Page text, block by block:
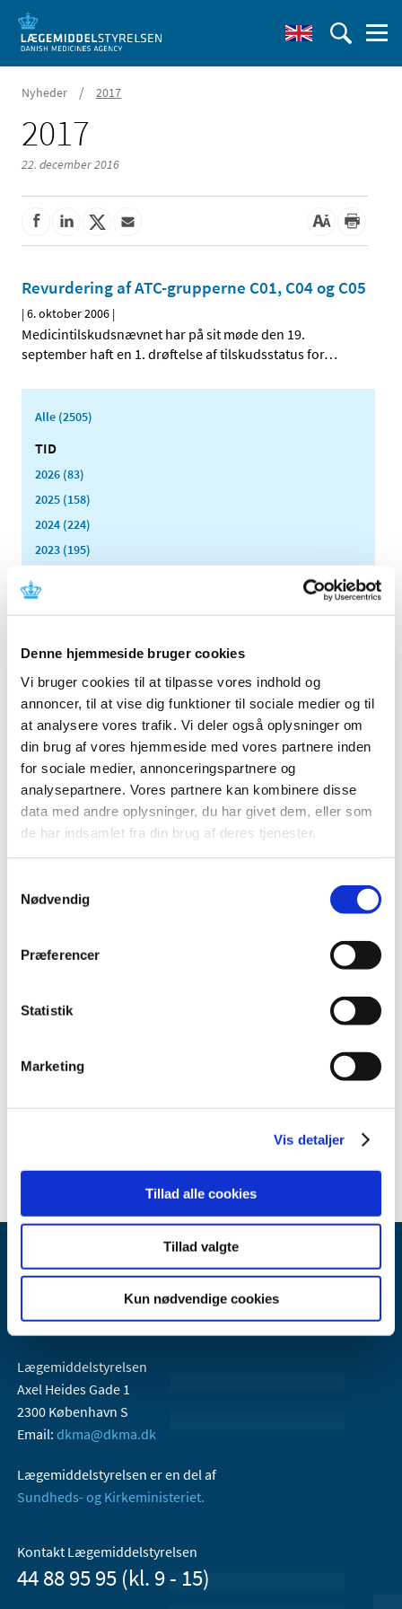
Denne hjemmeside bruger cookies
Vi bruger cookies til at tilpasse vores indhold og
annoncer, til at vise dig funktioner til sociale medier og til
at analysere vores trafik. Vi deler også oplysninger om
din brug af vores hjemmeside med vores partnere inden
for sociale medier, annonceringspartnere og
analysepartnere. Vores partnere kan kombinere disse
data med andre oplysninger, du har givet dem, eller som
de har indsamlet fra din brug af deres tjenester.
Nødvendig
Præferencer
Statistik
Marketing
Vis detaljer
Tillad alle cookies
Tillad valgte
Kun nødvendige cookies
Nyheder / 2017
2017
22. december 2016
Revurdering af ATC-grupperne C01, C04 og C05
|6. oktober 2006 |
Medicintilskudsnævnet har på sit møde den 19.
september haft en 1. drøftelse af tilskudsstatus for…
Alle (2505)
TID
2026 (83)
2025 (158)
2024 (224)
2023 (195)
2021 (516)
2019 (159)
2018 (150)
2017 (167)
2016 (167)
2015 (33)
2014 (44)
2013 (49)
2012 (44)
2009 (14)
2007 (3)
september (1)
Lægemiddelstyrelsen
Axel Heides Gade 1
2300 København S
Email: dkma@dkma.dk
Lægemiddelstyrelsen er en del af
Sundheds- og Kirkeministeriet.
Kontakt Lægemiddelstyrelsen
44 88 95 95 (kl. 9 - 15)